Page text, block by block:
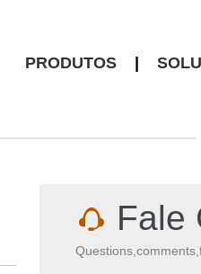
PRODUTOS
Fale